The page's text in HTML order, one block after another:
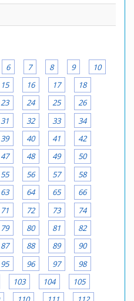
6 7 8 9
10
15 16 17
18
23 24 25
26
31 32 33
34
39 40 41
42
47 48 49
50
55 56 57
58
63 64 65
66
71 72 73
74
79 80 81
82
87 88 89
90
95 96 97
98
103 104
105